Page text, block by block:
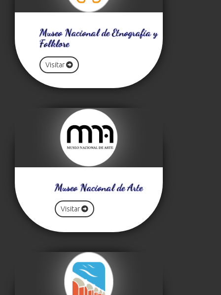
Museo Nacional de Etnografía y
Folklore
Visitar
Museo Nacional de Arte
Visitar